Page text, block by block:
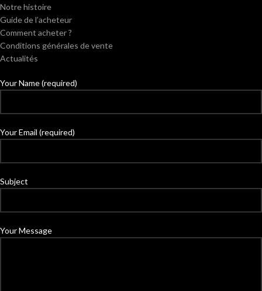
Notre histoire
Guide de l’acheteur
Comment acheter ?
Conditions générales de vente
Actualités
Your Name (required)
Your Email (required)
Subject
Your Message